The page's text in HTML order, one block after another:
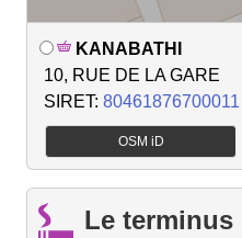
KANABATHI
10, RUE DE LA GARE
SIRET: 80461876700011
OSM iD
Le terminus